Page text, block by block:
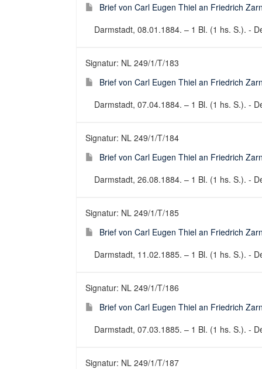
Brief von Carl Eugen Thiel an Friedrich
Darmstadt, 08.01.1884. – 1 Bl. (1 hs. S.). -
Signatur: NL 249/1/T/183
Brief von Carl Eugen Thiel an Friedrich
Darmstadt, 07.04.1884. – 1 Bl. (1 hs. S.). -
Signatur: NL 249/1/T/184
Brief von Carl Eugen Thiel an Friedrich
Darmstadt, 26.08.1884. – 1 Bl. (1 hs. S.). -
Signatur: NL 249/1/T/185
Brief von Carl Eugen Thiel an Friedrich
Darmstadt, 11.02.1885. – 1 Bl. (1 hs. S.). -
Signatur: NL 249/1/T/186
Brief von Carl Eugen Thiel an Friedrich
Darmstadt, 07.03.1885. – 1 Bl. (1 hs. S.). -
Signatur: NL 249/1/T/187